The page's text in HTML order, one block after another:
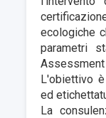
ecologiche
parametri
L'obiettivo
ed
La